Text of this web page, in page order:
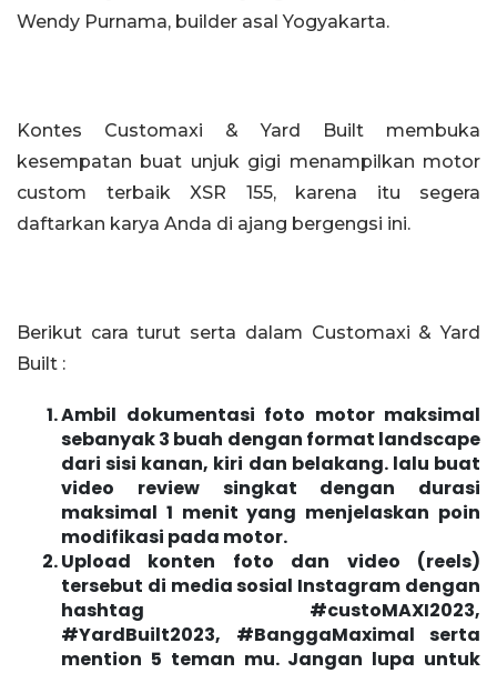
Wendy Purnama, builder asal Yogyakarta.
Kontes Customaxi & Yard Built membuka
kesempatan buat unjuk gigi menampilkan motor
custom terbaik XSR 155, karena itu segera
daftarkan karya Anda di ajang bergengsi ini.
Berikut cara turut serta dalam Customaxi & Yard
Built :
Ambil dokumentasi foto motor maksimal
sebanyak 3 buah dengan format landscape
dari sisi kanan, kiri dan belakang. lalu buat
video review singkat dengan durasi
maksimal 1 menit yang menjelaskan poin
modifikasi pada motor.
Upload konten foto dan video (reels)
tersebut di media sosial Instagram dengan
hashtag #custoMAXI2023,
#YardBuilt2023, #BanggaMaximal serta
mention 5 teman mu. Jangan lupa untuk